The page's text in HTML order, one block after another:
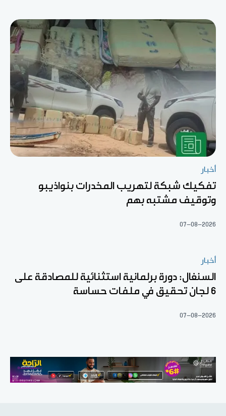
أخبار
تفكيك شبكة لتهريب المخدرات بنواذيبو
وتوقيف مشتبه بهم
07-08-2026
أخبار
السنغال: دورة برلمانية استثنائية للمصادقة على
6 لجان تحقيق في ملفات حساسة
07-08-2026